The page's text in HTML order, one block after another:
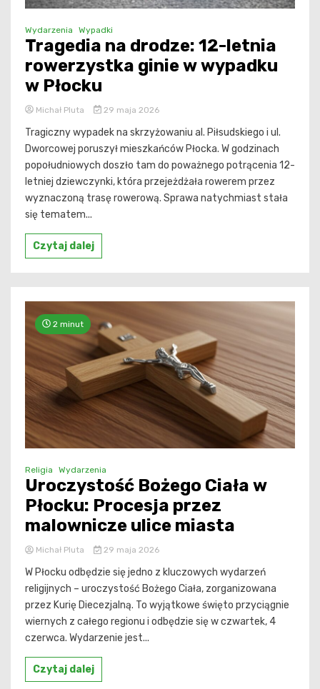
Wydarzenia Wypadki
Tragedia na drodze: 12-letnia
rowerzystka ginie w wypadku
w Płocku
Michał Pluta 29 maja 2026
Tragiczny wypadek na skrzyżowaniu al. Piłsudskiego i ul.
Dworcowej poruszył mieszkańców Płocka. W godzinach
popołudniowych doszło tam do poważnego potrącenia 12-
letniej dziewczynki, która przejeżdżała rowerem przez
wyznaczoną trasę rowerową. Sprawa natychmiast stała
się tematem...
Czytaj dalej
2 minut
Religia Wydarzenia
Uroczystość Bożego Ciała w
Płocku: Procesja przez
malownicze ulice miasta
Michał Pluta 29 maja 2026
W Płocku odbędzie się jedno z kluczowych wydarzeń
religijnych – uroczystość Bożego Ciała, zorganizowana
przez Kurię Diecezjalną. To wyjątkowe święto przyciągnie
wiernych z całego regionu i odbędzie się w czwartek, 4
czerwca. Wydarzenie jest...
Czytaj dalej